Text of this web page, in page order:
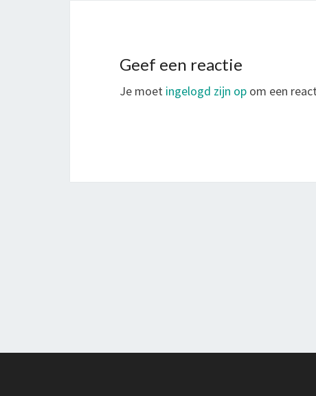
Geef een reactie
Je moet ingelogd zijn op om een